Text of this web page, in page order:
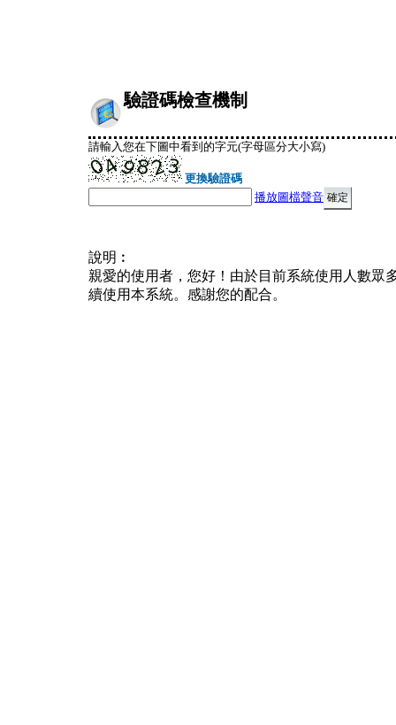
驗證碼檢查機制
請輸入您在下圖中看到的字元(字母區分大小寫)
更換驗證碼
播放圖檔聲音
說明︰
親愛的使用者，您好！由於目前系統使用人數眾
續使用本系統。感謝您的配合。